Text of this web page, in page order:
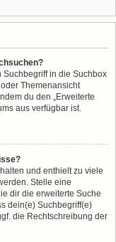
Suchbegriff in die Suchbox
Themenansicht
du den „Erweiterte
aus verfügbar ist.
und enthielt zu viele
Stelle eine
dir die erweiterte Suche
dein(e) Suchbegriff(e)
die Rechtschreibung der